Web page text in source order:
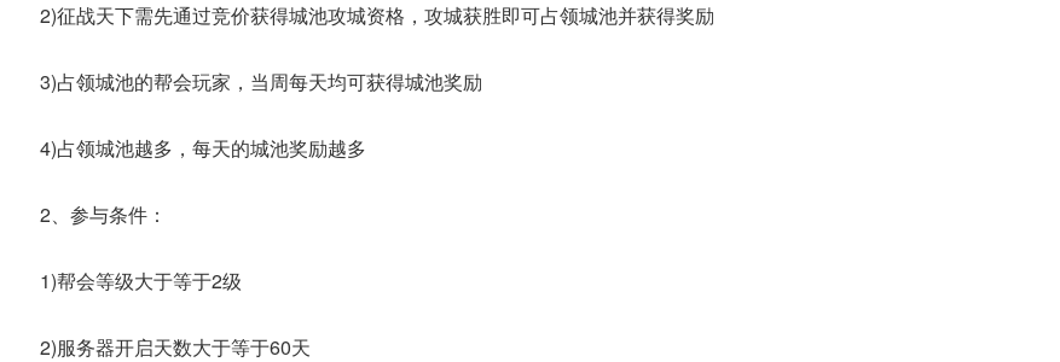
2)征战天下需先通过竞价获得城池攻城资格，攻城获胜即可占领城池并获得奖励
3)占领城池的帮会玩家，当周每天均可获得城池奖励
4)占领城池越多，每天的城池奖励越多
2、参与条件：
1)帮会等级大于等于2级
2)服务器开启天数大于等于60天